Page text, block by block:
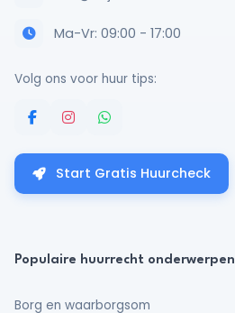
Ma-Vr: 09:00 - 17:00
Volg ons voor huur tips:
Start Gratis Huurcheck
Populaire huurrecht onderwerpen
Borg en waarborgsom